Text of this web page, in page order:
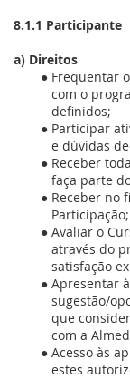
8.1.1 Participante
a) Direitos
Frequentar
com o
definidos;
Participar
e dúvidas
Receber
faça parte
Receber no
Participação;
Avaliar o
através do
satisfação
Apresentar
sugestão/
que
com a
Acesso às
estes